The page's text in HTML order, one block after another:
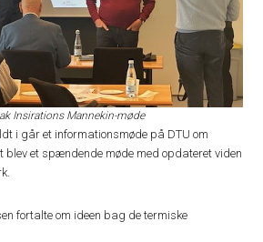
Insirations Mannekin-møde
i går et informationsmøde på DTU om
blev et spændende møde med opdateret viden
fortalte om ideen bag de termiske